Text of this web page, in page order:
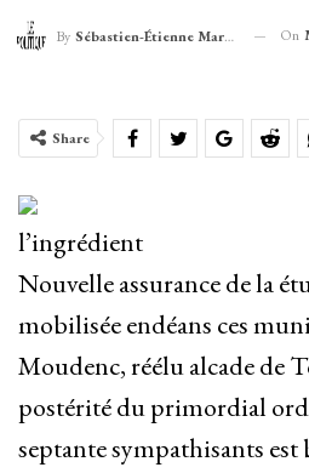
By Sébastien-Étienne Marechal On
Share
l’ingrédient
Nouvelle assurance de la
mobilisée endéans ces
Moudenc, réélu alcade de
postérité du primordial
septante sympathisants